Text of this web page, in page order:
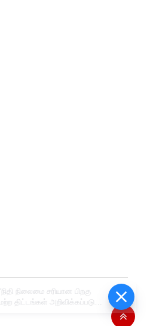
“நிதி நிலைமை சரியான பிறகு
மற்ற திட்டங்கள் அறிவிக்கப்படும்”-